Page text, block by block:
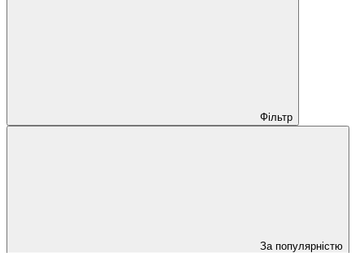
Фільтр
За популярністю